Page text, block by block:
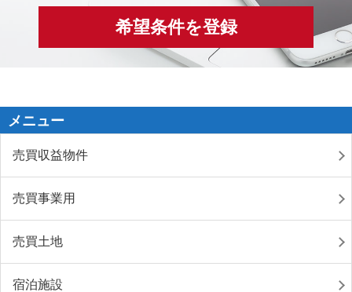
希望条件を登録
メニュー
売買収益物件
売買事業用
売買土地
宿泊施設